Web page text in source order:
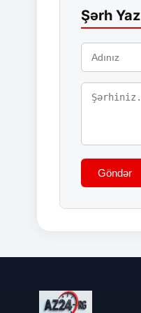
Şərh Yaz
Göndər